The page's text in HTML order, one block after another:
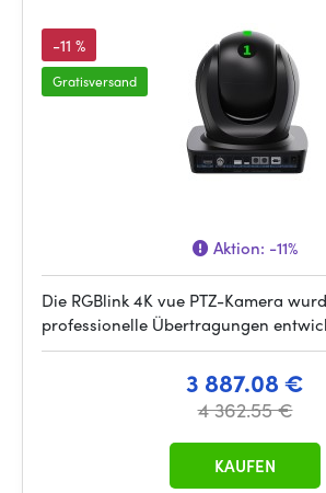
-11 %
Gratisversand
Aktion: -11%
Die RGBlink 4K vue PTZ-Kamera
professionelle Übertragungen
3 887.08 €
4 362.55 €
KAUFEN